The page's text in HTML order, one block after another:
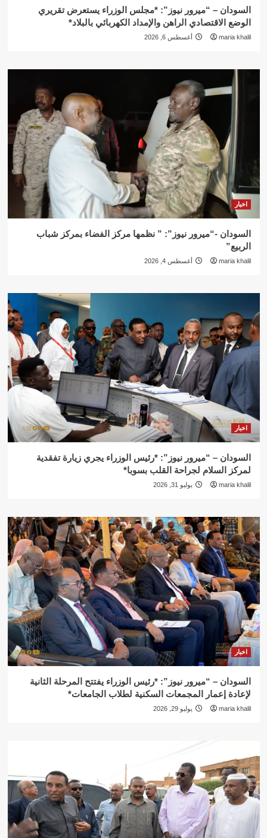
السودان – “ميرور نيوز”: *مجلس الوزراء يستعرض تقريري
الوضع الاقتصادي الراهن والإمداد الكهربائي بالبلاد*
maria khalil أغسطس 6, 2026
اخبار
السودان -“ميرور نيوز”: ” نظمها مركز الفضاء بمركز شباب
الربيع”
maria khalil أغسطس 4, 2026
اخبار
السودان – “ميرور نيوز”: *رئيس الوزراء يجري زيارة تفقدية
لمركز السلام لجراحة القلب بسوبا*
maria khalil يوليو 31, 2026
اخبار
السودان – “ميرور نيوز”: *رئيس الوزراء يفتتح المرحلة الثانية
لإعادة إعمار المجمعات السكنية لطلاب الجامعات*
maria khalil يوليو 29, 2026